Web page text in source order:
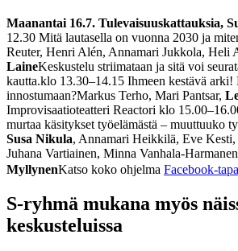
Maanantai 16.7. Tulevaisuuskattauksia,
12.30 Mitä lautasella on vuonna 2030 ja
Reuter, Henri Alén, Annamari Jukkola, Heli
LaineKeskustelu striimataan ja sitä voi
kautta.klo 13.30–14.15 Ihmeen kestävä arki!
innostumaan?Markus Terho, Mari Pantsar,
Improvisaatioteatteri Reactori klo
murtaa käsitykset työelämästä – muuttuuko
Susa Nikula, Annamari Heikkilä, Eve
Juhana Vartiainen, Minna Vanhala-
MyllynenKatso koko ohjelma Facebook-
S-ryhmä mukana myös
keskusteluissa